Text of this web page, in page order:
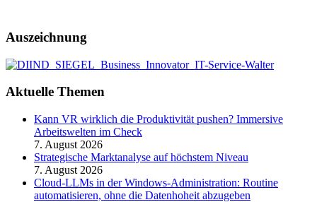
Auszeichnung
Aktuelle Themen
Kann VR wirklich die Produktivität pushen? Immersive
Arbeitswelten im Check
7. August 2026
Strategische Marktanalyse auf höchstem Niveau
7. August 2026
Cloud-LLMs in der Windows-Administration: Routine
automatisieren, ohne die Datenhoheit abzugeben